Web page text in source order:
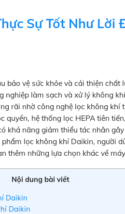
Sự Tốt Như Lời
bảo vệ sức khỏe và cải thiện
làm sạch và xử lý không
rãi nhờ công nghệ lọc không
hệ thống lọc HEPA tiên
khả năng giảm thiểu tác nhân
lọc không khí Daikin, người
thêm những lựa chọn khác về
Nội dung bài viết
Daikin
Daikin